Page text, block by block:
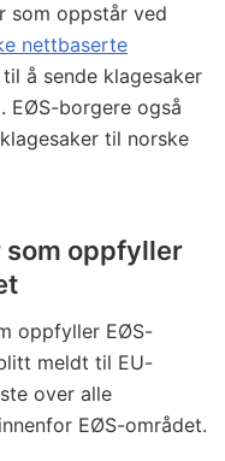
som oppstår ved
nettbaserte
til å sende klagesaker
EØS-borgere også
til norske
som oppfyller
oppfyller EØS-
meldt til EU-
over alle
EØS-området.